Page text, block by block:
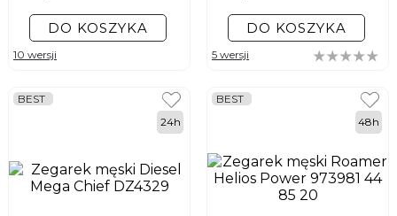
DO KOSZYKA
10 wersji
DO KOSZYKA
5 wersji
BEST
24h
BEST
48h